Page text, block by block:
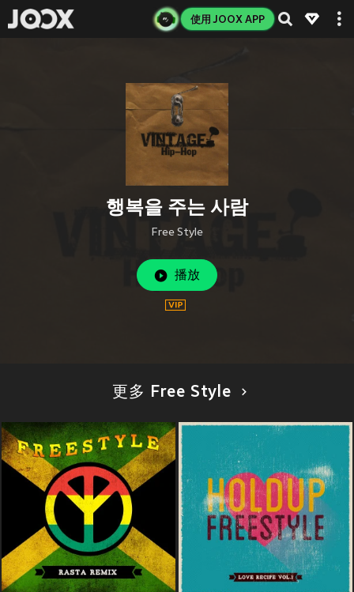
使用 JOOX APP
행복을 주는 사람
Free Style
播放
更多 Free Style